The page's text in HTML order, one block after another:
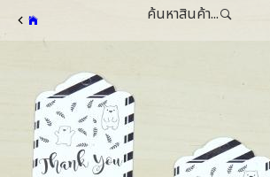
ค้นหาสินค้า...